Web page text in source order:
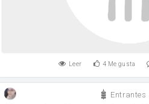
Leer 4 Me gusta
Entrantes